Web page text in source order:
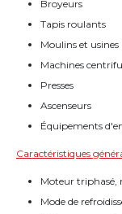
Broyeurs
Tapis roulants
Moulins et usines
Machines
Presses
Ascenseurs
Équipements
Caractéristiques
Moteur triphasé,
Mode de